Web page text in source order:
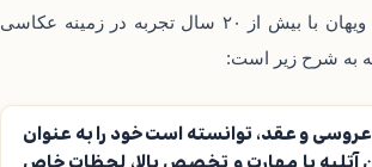
تجربه در زمینه
عکاسی
به شرح زیر است:
و عقد، توانسته است خود را به عنوان